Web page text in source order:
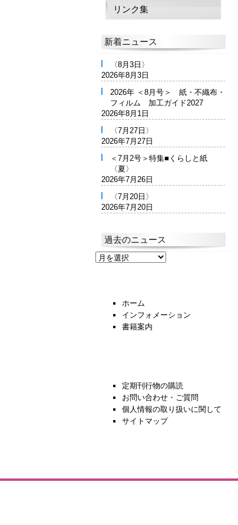
リンク集
新着ニュース
〈8月3日〉
2026年8月3日
2026年 ＜8月号＞ 紙・不織布・
フィルム 加工ガイド2027
2026年8月1日
〈7月27日〉
2026年7月27日
＜7月2号＞特集■くらしと紙
〈夏〉
2026年7月26日
〈7月20日〉
2026年7月20日
過去のニュース
過
ホーム
インフォメーション
書籍案内
定期刊行物の購読
お問い合わせ・ご質問
個人情報の取り扱いに関して
サイトマップ